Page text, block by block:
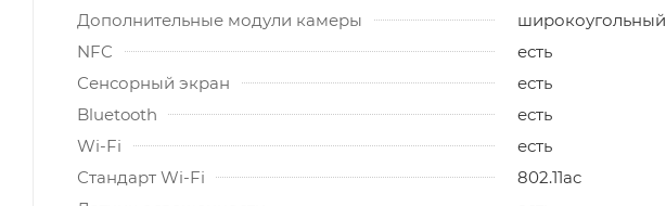
Дополнительные модули камеры
широкоугольный
NFC
есть
Сенсорный экран
есть
Bluetooth
есть
Wi-Fi
есть
Стандарт Wi-Fi
802.11ac